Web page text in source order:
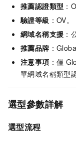
推薦認證類型 ：
驗證等級 ：OV。
網域名稱支援 ：
推薦品牌 ：
注意事項 ：僅
單網域名稱類型
選型參數詳解
選型流程